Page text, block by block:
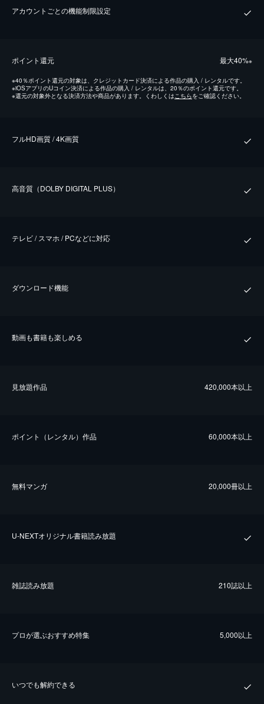
アカウントごとの機能制限設定
ポイント還元 最⼤40%※
※40％ポイント還元の対象は、クレジットカード決済による作品の購入 / レンタルです。
※iOSアプリのUコイン決済による作品の購入 / レンタルは、20％のポイント還元です。
※還元の対象外となる決済方法や商品があります。くわしくはこちらをご確認ください。
フルHD画質 / 4K画質
⾼⾳質（DOLBY DIGITAL PLUS）
テレビ / スマホ / PCなどに対応
ダウンロード機能
動画も書籍も楽しめる
⾒放題作品 420,000本以上
ポイント（レンタル）作品 60,000本以上
無料マンガ 20,000冊以上
U-NEXTオリジナル書籍読み放題
雑誌読み放題 210誌以上
プロが選ぶおすすめ特集 5,000以上
いつでも解約できる